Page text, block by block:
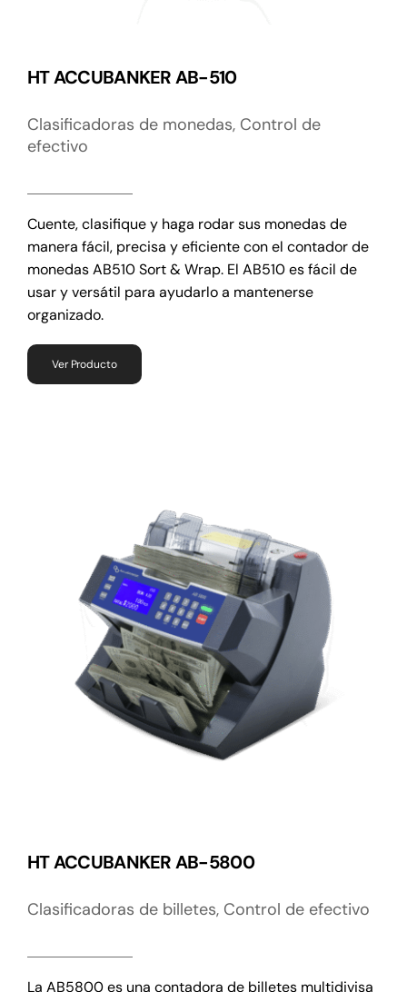
HT ACCUBANKER AB-510
Clasificadoras de monedas, Control de
efectivo
Cuente, clasifique y haga rodar sus monedas de
manera fácil, precisa y eficiente con el contador de
monedas AB510 Sort & Wrap. El AB510 es fácil de
usar y versátil para ayudarlo a mantenerse
organizado.
Ver Producto
HT ACCUBANKER AB-5800
Clasificadoras de billetes, Control de efectivo
La AB5800 es una contadora de billetes multidivisa